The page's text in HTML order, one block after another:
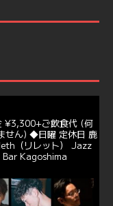
す❣❣
#クリスマスソング
wEg5HDc_iEv
11 11月 2024
¥3,300+ご飲食代 (何
せん) ◆日曜 定休日 鹿
（リレット）
Jazz
Kagoshima